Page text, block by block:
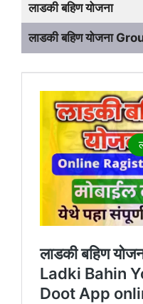
लाडकी बहिण योजना
लाडकी बहिण योजना